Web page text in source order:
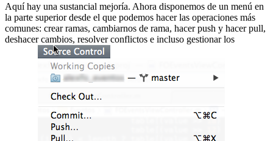
Aquí hay una sustancial mejoría. Ahora disponemos de un menú en
la parte superior desde el que podemos hacer las operaciones más
comunes: crear ramas, cambiarnos de rama, hacer push y hacer pull,
deshacer cambios, resolver conflictos e incluso gestionar los